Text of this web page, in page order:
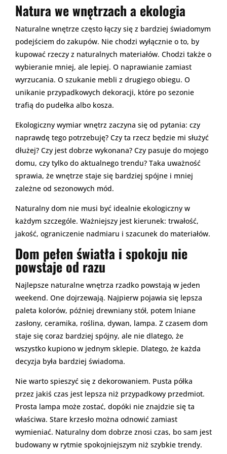
Natura we wnętrzach a ekologia
Naturalne wnętrze często łączy się z bardziej świadomym
podejściem do zakupów. Nie chodzi wyłącznie o to, by
kupować rzeczy z naturalnych materiałów. Chodzi także o
wybieranie mniej, ale lepiej. O naprawianie zamiast
wyrzucania. O szukanie mebli z drugiego obiegu. O
unikanie przypadkowych dekoracji, które po sezonie
trafią do pudełka albo kosza.
Ekologiczny wymiar wnętrz zaczyna się od pytania: czy
naprawdę tego potrzebuję? Czy ta rzecz będzie mi służyć
dłużej? Czy jest dobrze wykonana? Czy pasuje do mojego
domu, czy tylko do aktualnego trendu? Taka uważność
sprawia, że wnętrze staje się bardziej spójne i mniej
zależne od sezonowych mód.
Naturalny dom nie musi być idealnie ekologiczny w
każdym szczególe. Ważniejszy jest kierunek: trwałość,
jakość, ograniczenie nadmiaru i szacunek do materiałów.
Dom pełen światła i spokoju nie
powstaje od razu
Najlepsze naturalne wnętrza rzadko powstają w jeden
weekend. One dojrzewają. Najpierw pojawia się lepsza
paleta kolorów, później drewniany stół, potem lniane
zasłony, ceramika, roślina, dywan, lampa. Z czasem dom
staje się coraz bardziej spójny, ale nie dlatego, że
wszystko kupiono w jednym sklepie. Dlatego, że każda
decyzja była bardziej świadoma.
Nie warto spieszyć się z dekorowaniem. Pusta półka
przez jakiś czas jest lepsza niż przypadkowy przedmiot.
Prosta lampa może zostać, dopóki nie znajdzie się ta
właściwa. Stare krzesło można odnowić zamiast
wymieniać. Naturalny dom dobrze znosi czas, bo sam jest
budowany w rytmie spokojniejszym niż szybkie trendy.